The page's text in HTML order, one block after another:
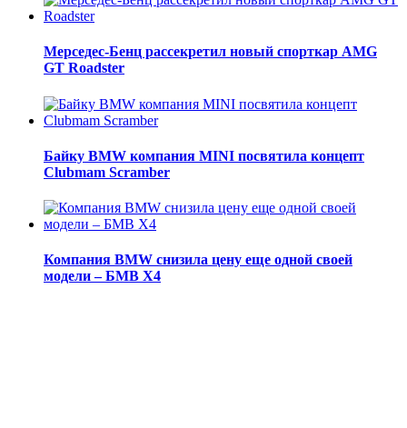
Мерседес-Бенц рассекретил новый спорткар AMG
GT Roadster
Байку BMW компания MINI посвятила концепт
Clubmam Scramber
Компания BMW снизила цену еще одной своей
модели – БМВ X4